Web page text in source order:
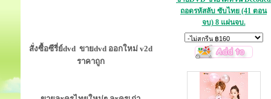
สั่งซื้อซีรี่ย์dvd ขายdvd ออกใหม่ v2d
ราคาถูก
ถอดรหัสลับ ซับไทย (41 ตอน
จบ) 8 แผ่นจบ.